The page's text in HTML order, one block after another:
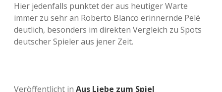
Hier jedenfalls punktet der aus heutiger Warte
immer zu sehr an Roberto Blanco erinnernde Pelé
deutlich, besonders im direkten Vergleich zu Spots
deutscher Spieler aus jener Zeit.
Veröffentlicht in Aus Liebe zum Spiel